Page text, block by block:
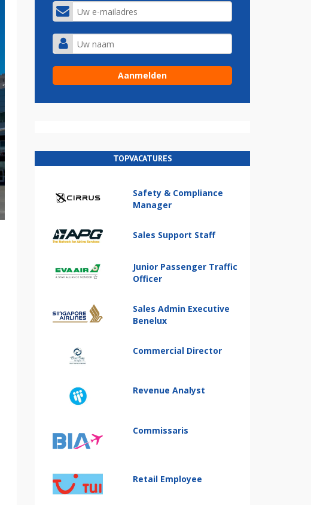
TOPVACATURES
Safety & Compliance
Manager
Sales Support Staff
Junior Passenger Traffic
Officer
Sales Admin Executive
Benelux
Commercial Director
Revenue Analyst
Commissaris
Retail Employee